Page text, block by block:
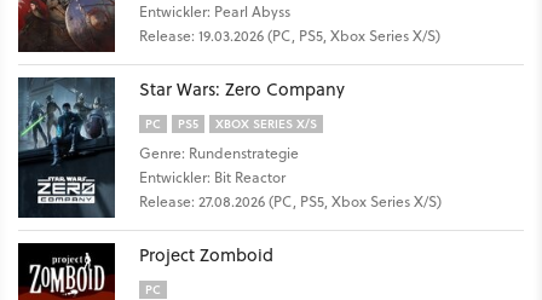
Entwickler: Pearl Abyss
Release: 19.03.2026 (PC, PS5, Xbox Series X/S)
Star Wars: Zero Company
PC PS5 XBOX SERIES X/S
Genre: Rundenstrategie
Entwickler: Bit Reactor
Release: 27.08.2026 (PC, PS5, Xbox Series X/S)
Project Zomboid
PC